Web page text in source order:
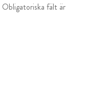
Obligatoriska fält är